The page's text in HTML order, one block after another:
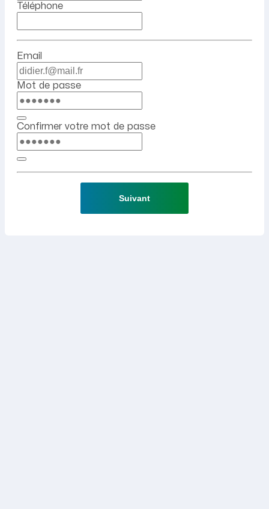
Téléphone
Email
Mot de passe
Confirmer votre mot de passe
Suivant